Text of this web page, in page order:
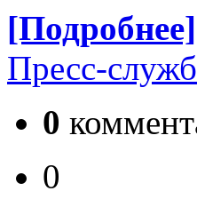
[Подробнее]
Пресс-
0
0